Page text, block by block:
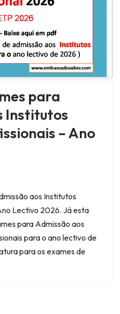
para
Institutos
– Ano
aos Institutos
Lectivo 2026. Já esta
para Admissão aos
para o ano lectivo de
para os exames de